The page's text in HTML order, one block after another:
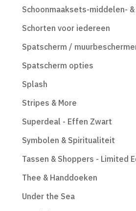
Schoonmaaksets-middelen-
Schorten voor iedereen
Spatscherm /
Spatscherm opties
Splash
Stripes & More
Superdeal - Effen Zwart
Symbolen & Spiritualiteit
Tassen & Shoppers - Limited
Thee & Handdoeken
Under the Sea